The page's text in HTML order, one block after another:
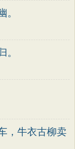
。
。
，牛衣古柳卖